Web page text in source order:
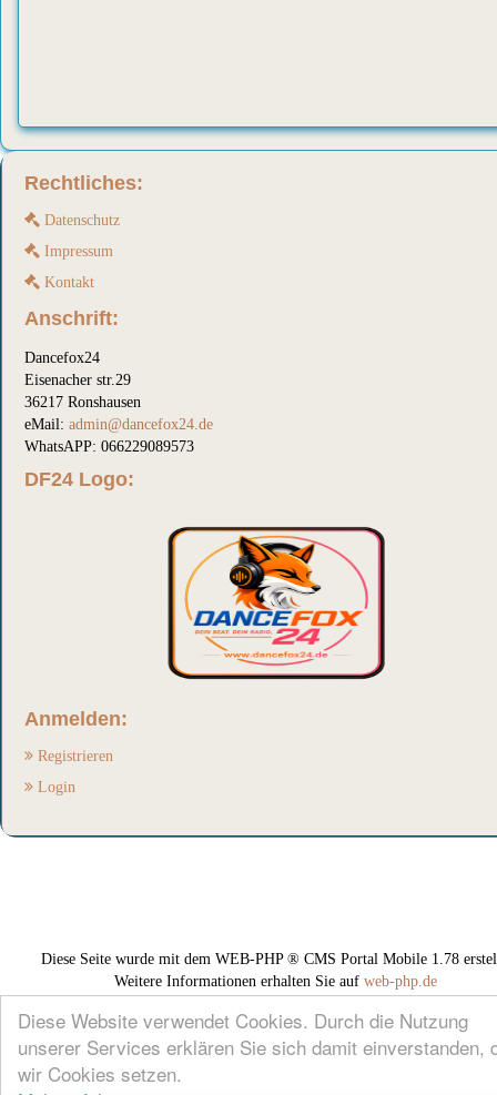
Diese Website verwendet Cookies. Durch die Nutzung
unserer Services erklären Sie sich damit einverstanden,
wir Cookies setzen.
Rechtliches:
Datenschutz
Impressum
Kontakt
Anschrift:
Dancefox24
Eisenacher str.29
36217 Ronshausen
eMail: admin@dancefox24.de
WhatsAPP: 066229089573
DF24 Logo:
Anmelden:
Registrieren
Login
Diese Seite wurde mit dem WEB-PHP ® CMS Portal Mobile 1.78
Weitere Informationen erhalten Sie auf web-php.de